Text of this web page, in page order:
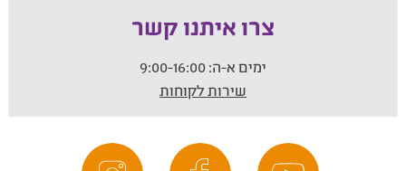
צרו איתנו קשר
ימים א-ה:
שירות לקוחות